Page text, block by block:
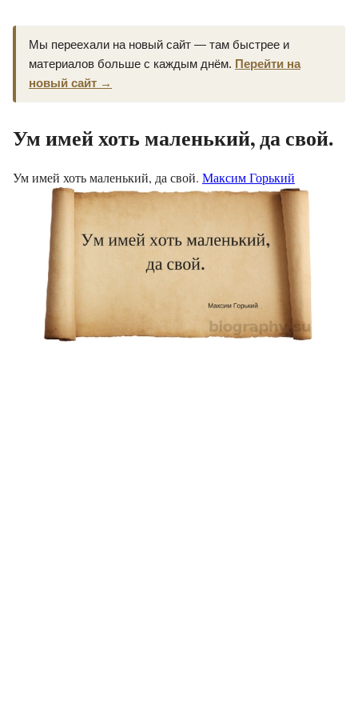
Мы переехали на новый сайт — там быстрее и
материалов больше с каждым днём. Перейти на
новый сайт →
Ум имей хоть маленький, да свой.
Ум имей хоть маленький, да свой. Максим Горький